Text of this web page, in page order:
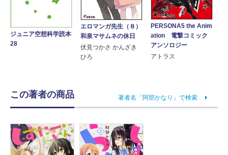
ジュニア空想科学読本
28
エロマンガ先生（８）
和泉マサムネの休日
伏見つかさ かんざき
ひろ
PERSONA5 the Anim
ation 電撃コミック
アンソロジー
アトラス
この著者の商品 著者名「阿部かなり」で検索